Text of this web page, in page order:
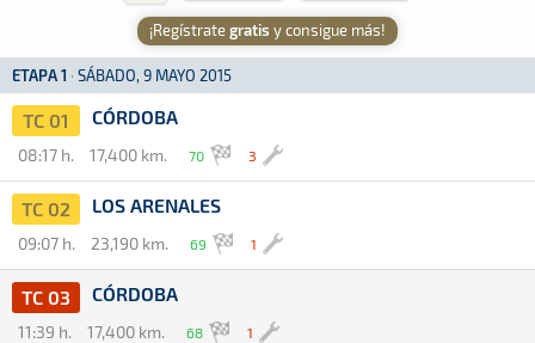
¡Regístrategratis y consigue más!
ETAPA 1 · SÁBADO, 9 MAYO 2015
TC 01 CÓRDOBA
08:17 h. 17,400 km. 70 3
TC 02 LOS ARENALES
09:07 h. 23,190 km. 69 1
TC 03 CÓRDOBA
11:39 h. 17,400 km. 68 1